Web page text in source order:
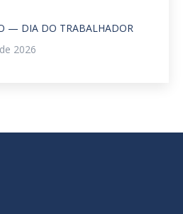
— DIA DO TRABALHADOR
2026